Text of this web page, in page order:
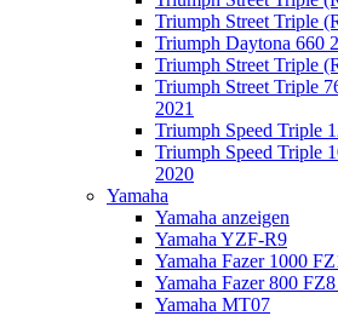
Triumph Street Triple
Triumph Daytona 660
Triumph Street Triple
Triumph Street Triple
2021
Triumph Speed Triple
Triumph Speed Triple
2020
Yamaha
Yamaha anzeigen
Yamaha YZF-R9
Yamaha Fazer 1000
Yamaha Fazer 800
Yamaha MT07